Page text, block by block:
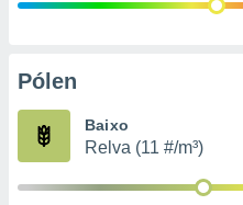
Pólen
Baixo
Relva (11 #/m³)